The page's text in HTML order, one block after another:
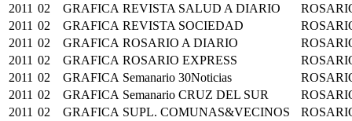
2011 02 GRAFICA REVISTA SALUD A DIARIO
2011 02 GRAFICA REVISTA SOCIEDAD
2011 02 GRAFICA ROSARIO A DIARIO
2011 02 GRAFICA ROSARIO EXPRESS
2011 02 GRAFICA Semanario 30Noticias
2011 02 GRAFICA Semanario CRUZ DEL SUR
2011 02 GRAFICA SUPL. COMUNAS&VECINOS